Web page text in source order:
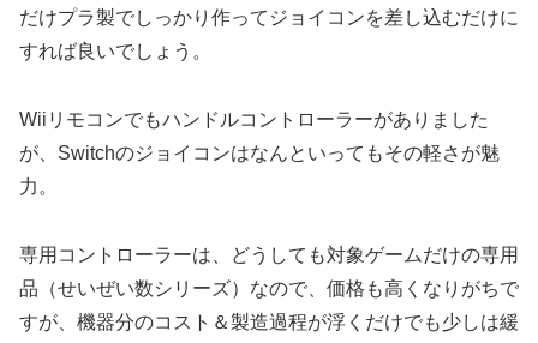
だけプラ製でしっかり作ってジョイコンを差し込むだけに
すれば良いでしょう。
Wiiリモコンでもハンドルコントローラーがありました
が、Switchのジョイコンはなんといってもその軽さが魅
力。
専用コントローラーは、どうしても対象ゲームだけの専用
品（せいぜい数シリーズ）なので、価格も高くなりがちで
すが、機器分のコスト＆製造過程が浮くだけでも少しは緩